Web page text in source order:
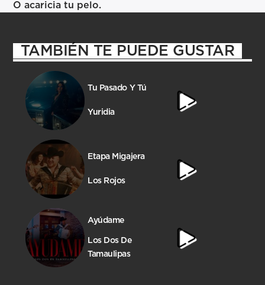
O acaricia tu pelo.
TAMBIÉN TE PUEDE GUSTAR
Tu Pasado Y Tú
Yuridia
Etapa Migajera
Los Rojos
Ayúdame
Los Dos De
Tamaulipas